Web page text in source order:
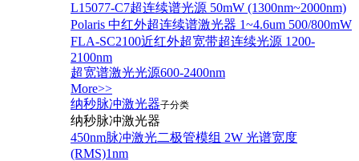
L15077-C7超连续谱光源 50mW (1300nm~2000nm)
Polaris 中红外超连续谱激光器 1~4.6um 500/800mW
FLA-SC2100近红外超宽带超连续光源 1200-
2100nm
超宽谱激光光源600-2400nm
More>>
纳秒脉冲激光器子分类
纳秒脉冲激光器
450nm脉冲激光二极管模组 2W 光谱宽度
(RMS)1nm